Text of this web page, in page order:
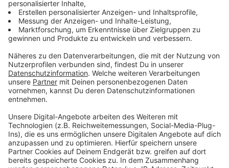
Mehr Meldungen aus Leverkusen
Mehr Servicekräfte für Leverkusener Gastronomie
Leverkusen bekommt neuen Polizeipräsidenten
Berufskolleg: Neubau am Opladener Bahnhof
beschlossen
Anzeige